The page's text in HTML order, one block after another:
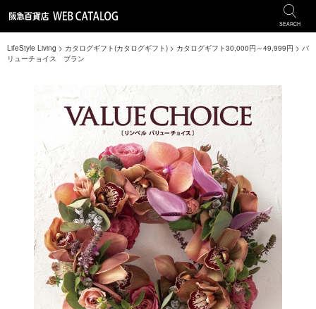
SEARCH
LifeStyle Living > カタログギフト(カタログギフト) > カタログギフト30,000円～49,999円 > バ
リューチョイス ブラン